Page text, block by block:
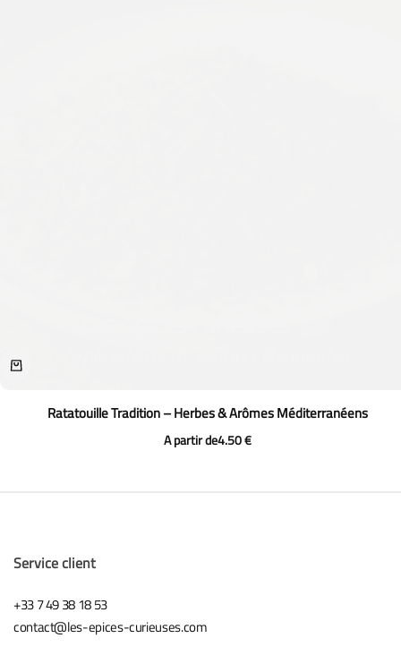
Ratatouille Tradition – Herbes & Arômes Méditerranéens
A partir de4.50€
Service client
+33 7 49 38 18 53
contact@les-epices-curieuses.com